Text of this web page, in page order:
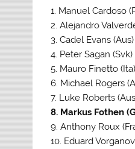
1. Manuel Cardoso
2. Alejandro
3. Cadel Evans
4. Peter Sagan
5. Mauro Finetto
6. Michael Rogers
7. Luke Roberts
8. Markus Fothen
9. Anthony Roux
10. Eduard